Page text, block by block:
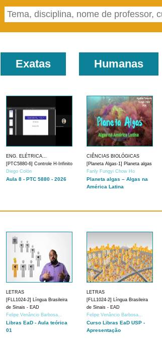
Exatas Humanas
ENG. ELÉTRICA...
[PTC5880-6] Controle H-Infinito
Diego Colón
Aula 8 - PTC 5880 - 2026
CIÊNCIAS BIOLÓGICAS
[Planeta Algas-1] Planeta algas
Fanly Fungyi Chow Ho
Planeta algas – Algas na
América Latina
LETRAS
[FLL1024-2] Língua Brasileira
de Sinais - EAD
Felipe Venâncio Barbosa...
Libras EaD - Aula teórica
01
LETRAS
[FLL1024-2] Língua Brasileira
de Sinais - EAD
Felipe Venâncio Barbosa...
Curso Libras EaD USP -
Apresentação